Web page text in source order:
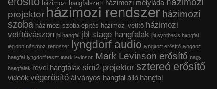
házimozi hangfalszett házimozi mélyláda
projektor házimozi rendszer házimozi
szoba házimozi szoba építés házimozi vetítő házimozi
vetítővászon jbl hangfal jbl stage hangfalak jbl synthesis hangfal
legjobb házimozi rendszer lyngdorf audio lyngdorf erősítő lyngdorf
hangfal lyngdorf teszt mark levinson Mark Levinson erősítő nagy
hangfalak revel hangfalak sim2 projektor sztereó erősítő
videók végerősítő állványos hangfal álló hangfal